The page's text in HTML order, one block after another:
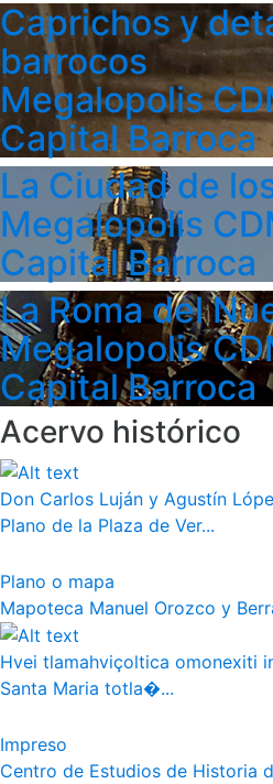
Caprichos y
barrocos
Megalopolis
Capital Barroca
La Ciudad de
Megalopolis
Capital Barroca
La Roma del
Megalopolis
Capital Barroca
Acervo histórico
Don Carlos Luján y Agustín
Plano de la Plaza de Ver...
Plano o mapa
Mapoteca Manuel Orozco y
Hvei tlamahviçoltica omonexiti
Santa Maria totla�...
Impreso
Centro de Estudios de Historia